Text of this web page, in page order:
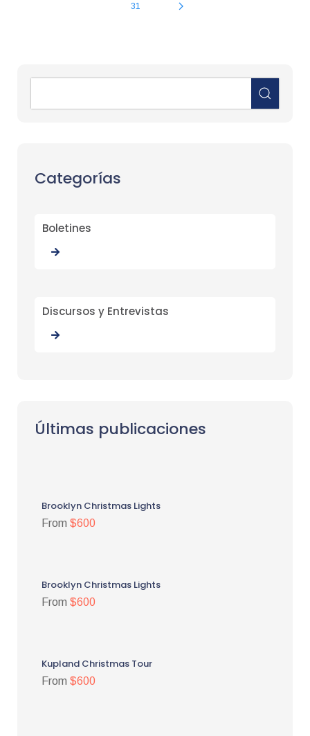
31
Categorías
Boletines
Discursos y Entrevistas
Últimas publicaciones
Brooklyn Christmas Lights
From $600
Brooklyn Christmas Lights
From $600
Kupland Christmas Tour
From $600